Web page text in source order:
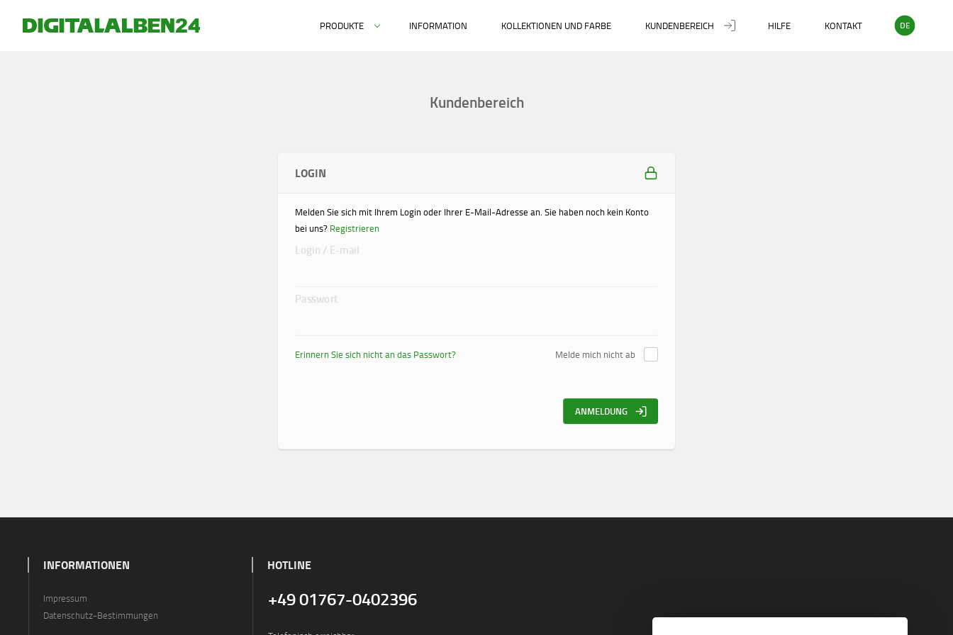
DE
PRODUKTE INFORMATION KOLLEKTIONEN UND FARBE KUNDENBEREICH HILFE KONTAKT
Kundenbereich
LOGIN
Melden Sie sich mit Ihrem Login oder Ihrer E-Mail-Adresse an. Sie haben noch kein Konto
bei uns? Registrieren
Login / E-mail
Passwort
Melde mich nicht ab
Erinnern Sie sich nicht an das Passwort?
ANMELDUNG
INFORMATIONEN
Impressum
Datenschutz-Bestimmungen
HOTLINE
+49 01767-0402396